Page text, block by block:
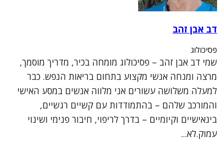
דב אבן זהב
פסיכולוג
שמי דב אבן זהב – פסיכולוג מומחה בכיר, מדריך מוסמך,
מרצה ומנחה אנשי מקצוע בתחום בריאות הנפש. כבר
למעלה משלושה עשורים אני מלווה אנשים במסע האישי
והמורכב שלהם – בהתמודדות עם קשיים רגשיים,
בינאישיים וקיומיים – בדרך לריפוי, חיבור פנימי ושינוי
עמוק.לא...